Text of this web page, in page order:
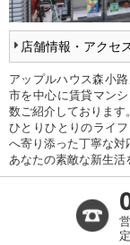
店舗情報・アクセ
アップルハウス森小
市を中心に賃貸マン
数ご紹介しております。
ひとりひとりのライ
へ寄り添った丁寧な対
あなたの素敵な新生活